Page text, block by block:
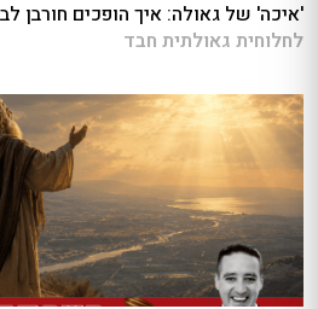
'איכה' של גאולה: איך הופכים חורבן
לחלוחית גאולתית חבד